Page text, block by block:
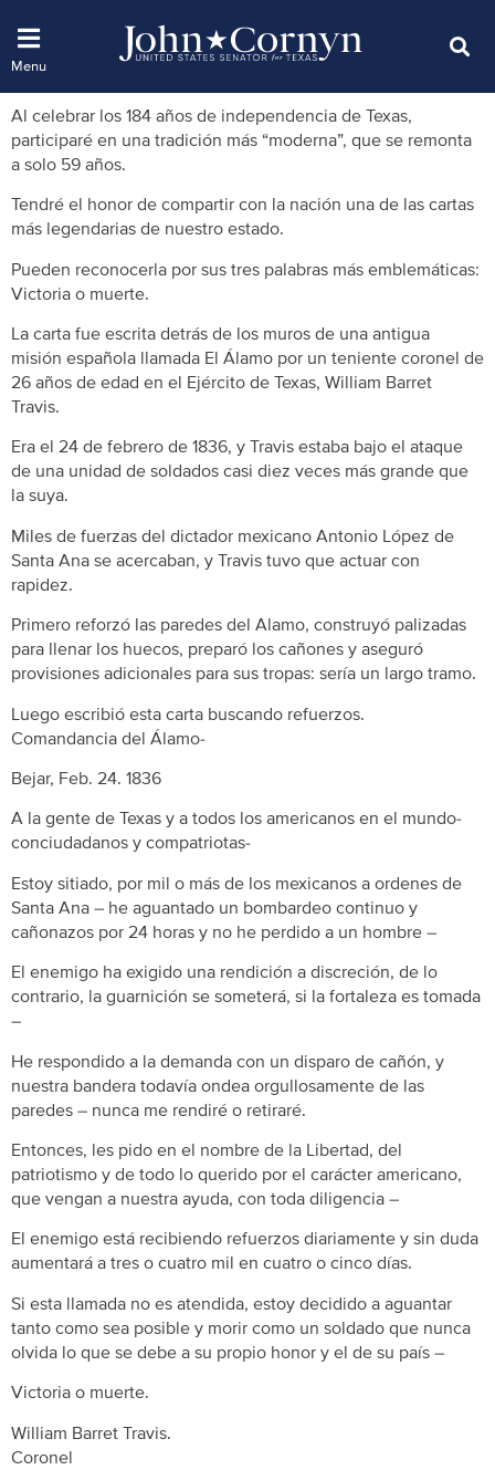
Al celebrar los 184 años de independencia de Texas,
participaré en una tradición más “moderna”, que se remonta
a solo 59 años.
Tendré el honor de compartir con la nación una de las cartas
más legendarias de nuestro estado.
Pueden reconocerla por sus tres palabras más emblemáticas:
Victoria o muerte.
La carta fue escrita detrás de los muros de una antigua
misión española llamada El Álamo por un teniente coronel de
26 años de edad en el Ejército de Texas, William Barret
Travis.
Era el 24 de febrero de 1836, y Travis estaba bajo el ataque
de una unidad de soldados casi diez veces más grande que
la suya.
Miles de fuerzas del dictador mexicano Antonio López de
Santa Ana se acercaban, y Travis tuvo que actuar con
rapidez.
Primero reforzó las paredes del Alamo, construyó palizadas
para llenar los huecos, preparó los cañones y aseguró
provisiones adicionales para sus tropas: sería un largo tramo.
Luego escribió esta carta buscando refuerzos.
Comandancia del Álamo-
Bejar, Feb. 24. 1836
A la gente de Texas y a todos los americanos en el mundo-
conciudadanos y compatriotas-
Estoy sitiado, por mil o más de los mexicanos a ordenes de
Santa Ana – he aguantado un bombardeo continuo y
cañonazos por 24 horas y no he perdido a un hombre –
El enemigo ha exigido una rendición a discreción, de lo
contrario, la guarnición se someterá, si la fortaleza es tomada
–
He respondido a la demanda con un disparo de cañón, y
nuestra bandera todavía ondea orgullosamente de las
paredes – nunca me rendiré o retiraré.
Entonces, les pido en el nombre de la Libertad, del
patriotismo y de todo lo querido por el carácter americano,
que vengan a nuestra ayuda, con toda diligencia –
El enemigo está recibiendo refuerzos diariamente y sin duda
aumentará a tres o cuatro mil en cuatro o cinco días.
Si esta llamada no es atendida, estoy decidido a aguantar
tanto como sea posible y morir como un soldado que nunca
olvida lo que se debe a su propio honor y el de su país –
Victoria o muerte.
William Barret Travis.
Coronel